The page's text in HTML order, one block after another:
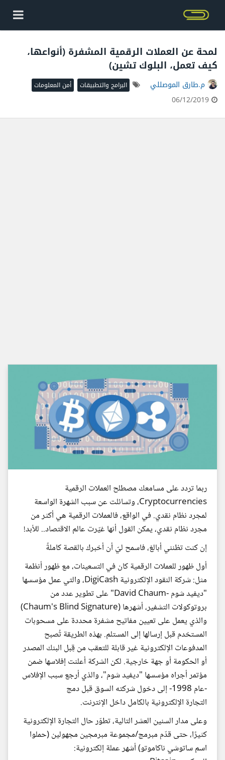
لمحة عن العملات الرقمية المشفرة (أنواعها،
كيف تعمل، البلوك تشين)
م.طارق الموصللي البرامج والتطبيقات أمن المعلومات
ربما تردد على مسامعك مصطلح العملات الرقمية
Cryptocurrencies، وتسائلت عن سبب الشهرة الواسعة
لمجرد نظام نقدي. في الواقع، فالعملات الرقمية هي أكثر من
مجرد نظام نقدي، يمكن القول أنها غيّرت عالم الاقتصاد.. للأبد!
إن كنت تظنني أبالغ، فاسمح ليّ أن أخبرك بالقصة كاملةً
أول ظهور للعملات الرقمية كان في التسعينات، مع ظهور أنظمة
مثل: شركة النقود الإلكترونية DigiCash، والتي عمل مؤسسها
"ديفيد شوم -David Chaum" على تطوير عدد من
بروتوكولات التشفير، أشهرها (Chaum's Blind Signature)
والذي يعمل على تعيين مفاتيح مشفرة محددة على مسحوبات
المستخدم قبل إرسالها إلى المستلم. بهذه الطريقة تُصبح
المدفوعات الإلكترونية غير قابلة للتعقب من قِبل البنك المصدر
أو الحكومة أو جهة خارجية. لكن الشركة أعلنت إفلاسها ضمن
مؤتمر أجراه مؤسسها "ديفيد شوم"، والذي أرجع سبب الإفلاس
-عام 1998- إلى دخول شركته السوق قبل دمج
التجارة الإلكترونية بالكامل داخل الإنترنت.
وعلى مدار السنين العشر التالية، تطوّر حال التجارة الإلكترونية
كثيرًا، حتى قدّم مبرمج/مجموعة مبرمجين مجهولين (حملوا
اسم ساتوشي ناكاموتو) أشهر عملة إلكترونية: